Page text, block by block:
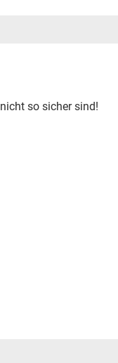
so sicher sind!